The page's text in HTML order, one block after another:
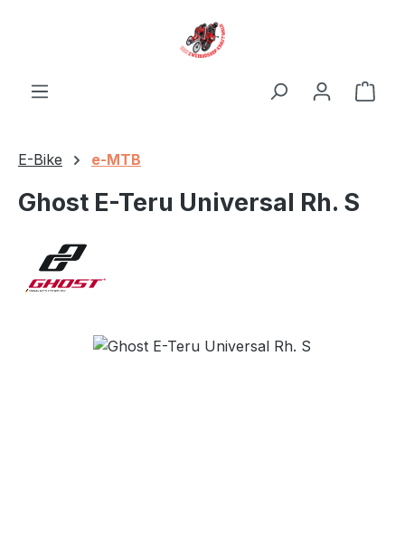
E-Bike e-MTB
Ghost E-Teru Universal Rh. S
Bildergalerie überspringen